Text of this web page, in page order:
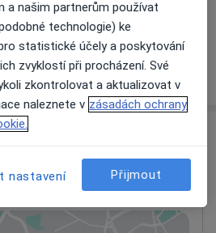
736 01
a našim partnerům používat
technologie) ke
statistické účely a poskytování
zvyklostí při procházení. Své
zkontrolovat a aktualizovat v
naleznete v zásadách ochrany
nastavení Přijmout